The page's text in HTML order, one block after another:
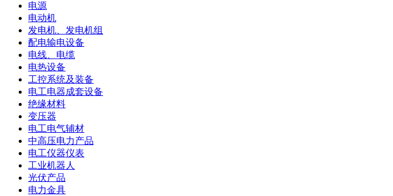
电源
电动机
发电机、发电机组
配电输电设备
电线、电缆
电热设备
工控系统及装备
电工电器成套设备
绝缘材料
变压器
电工电气辅材
中高压电力产品
电工仪器仪表
工业机器人
光伏产品
电力金具